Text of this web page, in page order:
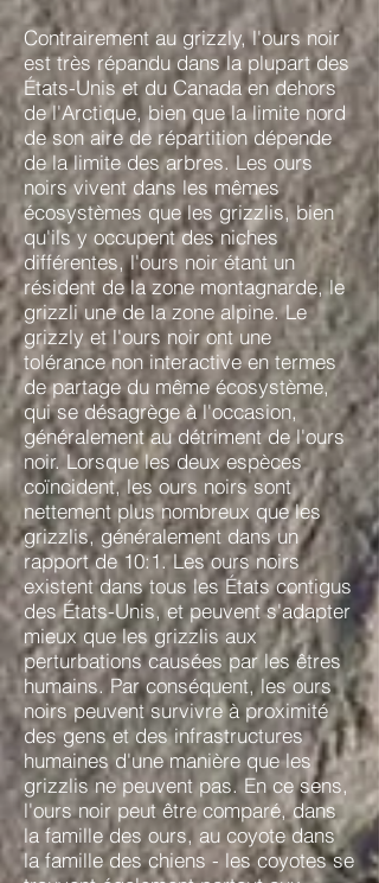
Contrairement au grizzly, l'ours noir
est très répandu dans la plupart des
États-Unis et du Canada en dehors
de l'Arctique, bien que la limite nord
de son aire de répartition dépende
de la limite des arbres. Les ours
noirs vivent dans les mêmes
écosystèmes que les grizzlis, bien
qu'ils y occupent des niches
différentes, l'ours noir étant un
résident de la zone montagnarde, le
grizzli une de la zone alpine. Le
grizzly et l'ours noir ont une
tolérance non interactive en termes
de partage du même écosystème,
qui se désagrège à l'occasion,
généralement au détriment de l'ours
noir. Lorsque les deux espèces
coïncident, les ours noirs sont
nettement plus nombreux que les
grizzlis, généralement dans un
rapport de 10:1. Les ours noirs
existent dans tous les États contigus
des États-Unis, et peuvent s'adapter
mieux que les grizzlis aux
perturbations causées par les êtres
humains. Par conséquent, les ours
noirs peuvent survivre à proximité
des gens et des infrastructures
humaines d'une manière que les
grizzlis ne peuvent pas. En ce sens,
l'ours noir peut être comparé, dans
la famille des ours, au coyote dans
la famille des chiens - les coyotes se